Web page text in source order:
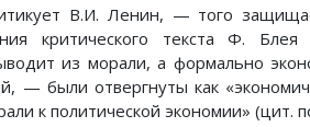
В.И. Ленин, — того
критического текста Ф.
из морали, а формально
— были отвергнуты как
к политической экономии» (цит.